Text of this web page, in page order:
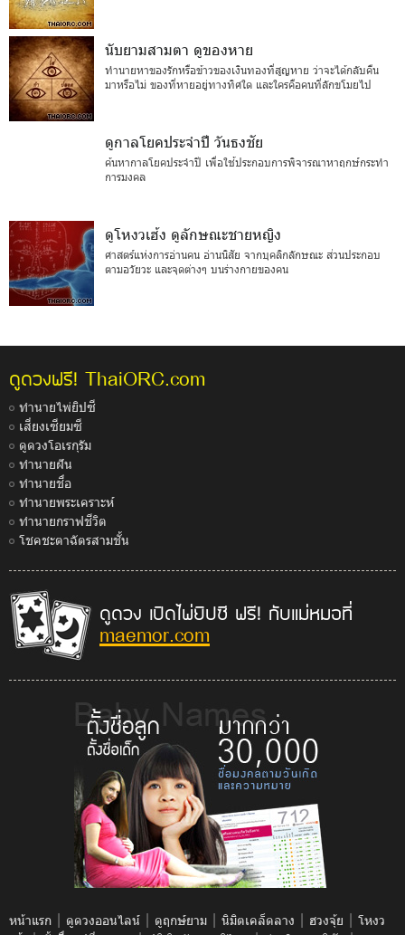
นับยามสามตา ดูของหาย
ทำนายหาของรักหรือข้าวของเงินทองที่สูญหาย ว่าจะได้กลับคืน
มาหรือไม่ ของที่หายอยู่ทางทิศใด และใครคือคนที่ลักขโมยไป
ดูกาลโยคประจำปี วันธงชัย
ค้นหากาลโยคประจำปี เพื่อใช้ประกอบการพิจารณาหาฤกษ์กระทำ
การมงคล
ดูโหงวเฮ้ง ดูลักษณะชายหญิง
ศาสตร์แห่งการอ่านคน อ่านนิสัย จากบุคลิกลักษณะ ส่วนประกอบ
ตามอวัยวะ และจุดต่างๆ บนร่างกายของคน
ดูดวงฟรี! ThaiORC.com
ทำนายไพ่ยิปซี
เสี่ยงเซียมซี
ดูดวงโอเรกุรัม
ทำนายฝัน
ทำนายชื่อ
ทำนายพระเคราะห์
ทำนายกราฟชีวิต
โชคชะตาฉัตรสามชั้น
ดูดวง เปิดไพ่ยิปซี ฟรี! กับแม่หมอที่
maemor.com
หน้าแรก | ดูดวงออนไลน์ | ดูฤกษ์ยาม | นิมิตเคล็ดลาง | ฮวงจุ้ย | โหงว